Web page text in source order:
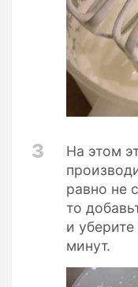
3
На этом
равно не
то
и
минут.